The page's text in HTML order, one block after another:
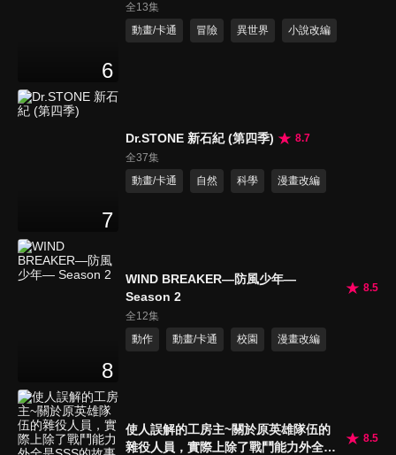
6
全13集
動畫/卡通
冒險 異世界 小說改編
7
Dr.STONE 新石紀 (第四季)
8.7
全37集
動畫/卡通
自然 科學 漫畫改編
8
WIND BREAKER—防風少年—
Season 2
8.5
全12集
動作
動畫/卡通 校園 漫畫改編
使人誤解的工房主~關於原英雄隊伍的
雜役人員，實際上除了戰鬥能力外全是
8.5